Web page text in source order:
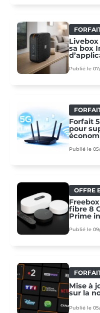
sa box
Publié le
Forfait
pour
Publié le
OFFRE
fibre 8
Prime
Publié le
Mise à
sur la
Publié le